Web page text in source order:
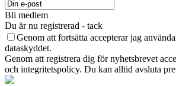
Bli medlem
Du är nu registrerad - tack
Genom att fortsätta accepterar jag
dataskyddet.
Genom att registrera dig för nyhetsbrevet
och integritetspolicy. Du kan alltid avsluta